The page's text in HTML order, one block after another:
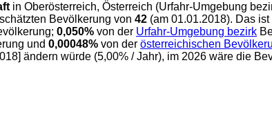
in Oberösterreich, Österreich (Urfahr-Umgebung
Bevölkerung von 42 (am 01.01.2018). Das ist
0,050% von der Urfahr-Umgebung bezirk
und 0,00048% von der österreichischen
ändern würde (5,00% / Jahr), im 2026 wäre die